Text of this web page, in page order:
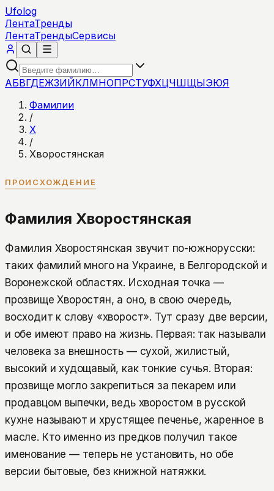
Ufolog
ЛентаТренды
ЛентаТрендыСервисы
АБВГДЕЖЗИЙКЛМНОПРСТУФХЦЧШЩЫЭЮЯ
Фамилии
/
Х
/
Хворостянская
ПРОИСХОЖДЕНИЕ
Фамилия Хворостянская
Фамилия Хворостянская звучит по-южнорусски:
таких фамилий много на Украине, в Белгородской и
Воронежской областях. Исходная точка —
прозвище Хворостян, а оно, в свою очередь,
восходит к слову «хворост». Тут сразу две версии,
и обе имеют право на жизнь. Первая: так называли
человека за внешность — сухой, жилистый,
высокий и худощавый, как тонкие сучья. Вторая:
прозвище могло закрепиться за пекарем или
продавцом выпечки, ведь хворостом в русской
кухне называют и хрустящее печенье, жаренное в
масле. Кто именно из предков получил такое
именование — теперь не установить, но обе
версии бытовые, без книжной натяжки.